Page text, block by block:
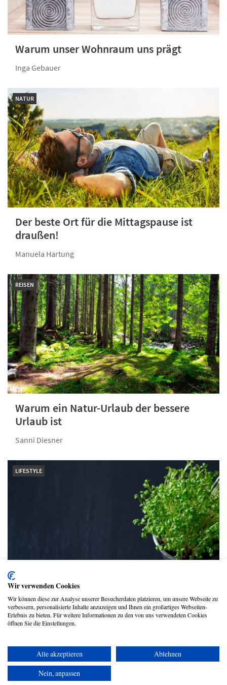
Warum unser Wohnraum uns prägt
Inga Gebauer
NATUR
Der beste Ort für die Mittagspause ist
draußen!
Manuela Hartung
REISEN
Warum ein Natur-Urlaub der bessere
Urlaub ist
Sanni Diesner
LIFESTYLE
Salat und Kresse auf der Fensterbank
Janine Otto
Copyright © 2026 UmspannwerX Zukunft GmbH
Wir verwenden Cookies
Wir können diese zur Analyse unserer Besucherdaten platzieren, um unsere Webseite zu
verbessern, personalisierte Inhalte anzuzeigen und Ihnen ein großartiges Webseiten-
Erlebnis zu bieten. Für weitere Informationen zu den von uns verwendeten Cookies
öffnen Sie die Einstellungen.
Alle akzeptieren
Ablehnen
Nein, anpassen